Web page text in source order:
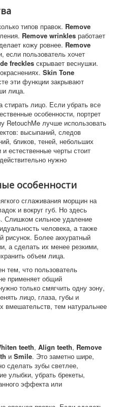
типов правок. Remove
Remove wrinkles работает
кожу ровнее. Remove
если пользователь хочет
freckles скрывает веснушки.
Skin Tone
эти функции закрывают
лица.
лицо. Если убрать все
особенности, портрет
RetouchMe лучше использовать
высыпаний, следов
бликов, теней, небольших
естественные черты стоит
нужно
особенности
сглаживания морщин на
и вокруг губ. Но здесь
Слишком сильное удаление
человека, а также
рисунок. Более аккуратный
а сделать их менее резкими,
объем лица.
тем, что пользователь
применяет общий
только смягчить одну зону,
лицо, глаза, губы и
тем натуральнее
teeth, Align teeth, Remove
и Smile. Это заметно шире,
сделать зубы светлее,
улыбки, убрать брекеты,
эффекта или